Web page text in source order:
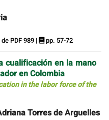
PDF 989 | pp. 57-72
cualificación en la mano
en Colombia
in the labor force of the
Torres de Arguelles